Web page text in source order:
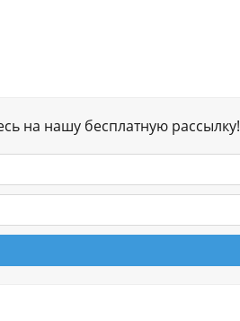
на нашу бесплатную рассылку!